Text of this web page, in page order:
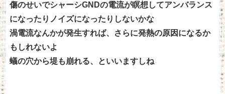
傷のせいでシャーシGNDの電流が瞑想してアンバランス
になったりノイズになったりしないかな
渦電流なんかが発生すれば、さらに発熱の原因になるか
もしれないよ
蟻の穴から堤も崩れる、といいますしね